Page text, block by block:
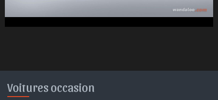
Voitures occasion